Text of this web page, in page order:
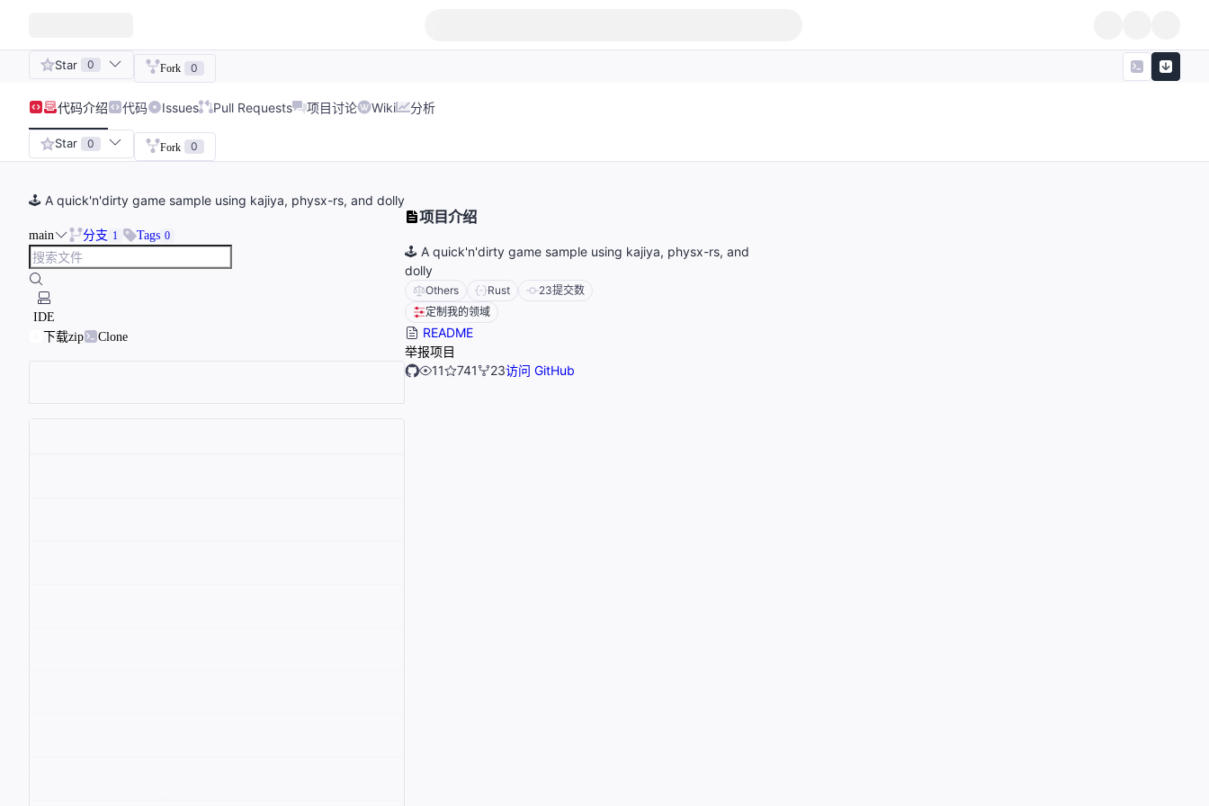
Star 0 Fork 0
代码介绍 代码 Issues Pull Requests 项目讨论 Wiki 分析
Star 0 Fork 0
🕹 A quick'n'dirty game sample using kajiya, physx-rs, and dolly
main 分支 1 Tags 0
IDE
下载zip
Clone
项目介绍
🕹 A quick'n'dirty game sample using kajiya, physx-rs, and
dolly
Others Rust 23提交数
定制我的领域
README
举报项目
11
741 23访问 GitHub